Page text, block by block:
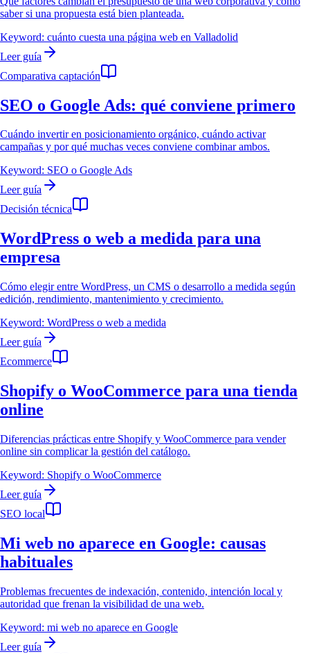
saber si una propuesta está bien planteada.
Keyword: cuánto cuesta una página web en Valladolid
Leer guía
Comparativa captación
SEO o Google Ads: qué conviene primero
Cuándo invertir en posicionamiento orgánico, cuándo activar
campañas y por qué muchas veces conviene combinar ambos.
Keyword: SEO o Google Ads
Leer guía
Decisión técnica
WordPress o web a medida para una
empresa
Cómo elegir entre WordPress, un CMS o desarrollo a medida según
edición, rendimiento, mantenimiento y crecimiento.
Keyword: WordPress o web a medida
Leer guía
Ecommerce
Shopify o WooCommerce para una tienda
online
Diferencias prácticas entre Shopify y WooCommerce para vender
online sin complicar la gestión del catálogo.
Keyword: Shopify o WooCommerce
Leer guía
SEO local
Mi web no aparece en Google: causas
habituales
Problemas frecuentes de indexación, contenido, intención local y
autoridad que frenan la visibilidad de una web.
Keyword: mi web no aparece en Google
Leer guía